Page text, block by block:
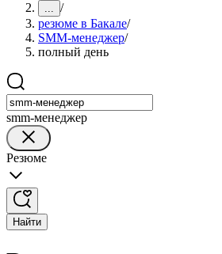
... /
резюме в Бакале/
SMM-менеджер/
полный день
smm-менеджер
Резюме
Найти